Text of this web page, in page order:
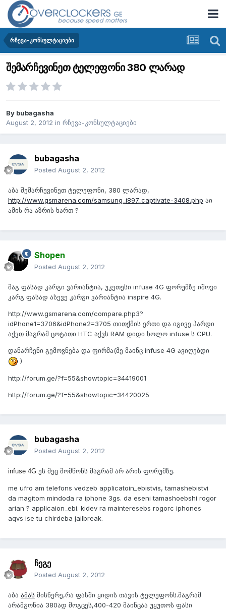
რჩევა-კონსულტაციები
შემარჩევინეთ ტელეფონი 380 ლარად
By bubagasha
August 2, 2012 in რჩევა-კონსულტაციები
bubagasha
Posted August 2, 2012
აბა შემარჩევინეთ ტელეფონი, 380 ლარად,
http://www.gsmarena.com/samsung_i897_captivate-3408.php აი
ამის რა აზრის ხართ ?
Shopen
Posted August 2, 2012
მაგ ფასად კარგი ვარიანტია, უკეთესი infuse 4G ფორუმზე იშოვი
კარგ ფასად ასევე კარგი ვარიანტია inspire 4G.
http://www.gsmarena.com/compare.php3?
idPhone1=3706&idPhone2=3705 თითქმის ერთი და იგივე ჰარდი
აქვთ მაგრამ ცოტათი HTC აქვს RAM დიდი ხოლო infuse ს CPU.
დანარჩენი გემოვნება და ფირმა(მე მაინც infuse 4G ავიღებდი
)
http://forum.ge/?f=55&showtopic=34419001
http://forum.ge/?f=55&showtopic=34420025
bubagasha
Posted August 2, 2012
infuse 4G ეს მეც მომწონს მაგრამ არ არის ფორუმზე.
me ufro am telefons vedzeb applicatoin_ebistvis, tamashebistvi
da magitom mindoda ra iphone 3gs. da eseni tamashoebshi rogor
arian ? applicaion_ebi. kidev ra mainteresebs rogorc iphones
aqvs ise tu chirdeba jailbreak.
ჩეგე
Posted August 2, 2012
აბა ამას მისწერე,რა ფასში ყიდის თავის ტელეფონს.მაგრამ
არამგონია 380ად მოგცეს,400-420 მაინცაა უყუთოს ფასი